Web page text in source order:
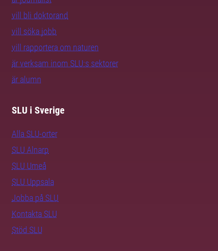
vill bli doktorand
vill söka jobb
vill rapportera om naturen
är verksam inom SLU:s sektorer
är alumn
SLU i Sverige
Alla SLU-orter
SLU Alnarp
SLU Umeå
SLU Uppsala
Jobba på SLU
Kontakta SLU
Stöd SLU